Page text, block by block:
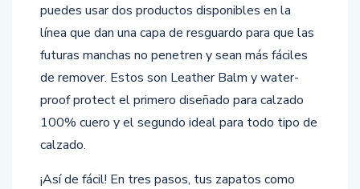
puedes usar dos productos disponibles en la
línea que dan una capa de resguardo para que las
futuras manchas no penetren y sean más fáciles
de remover. Estos son Leather Balm y water-
proof protect el primero diseñado para calzado
100% cuero y el segundo ideal para todo tipo de
calzado.
¡Así de fácil! En tres pasos, tus zapatos como